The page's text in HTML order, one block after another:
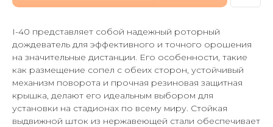
I-40 представляет собой надежный роторный
дождеватель для эффективного и точного орошения
на значительные дистанции. Его особенности, такие
как размещение сопел с обеих сторон, устойчивый
механизм поворота и прочная резиновая защитная
крышка, делают его идеальным выбором для
установки на стадионах по всему миру. Стойкая
выдвижной шток из нержавеющей стали обеспечивает